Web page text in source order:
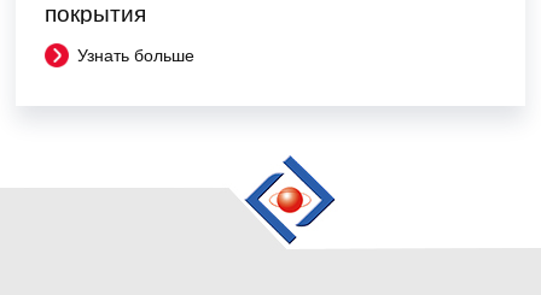
покрытия
Узнать больше